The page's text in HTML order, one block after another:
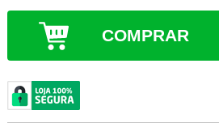
COMPRAR